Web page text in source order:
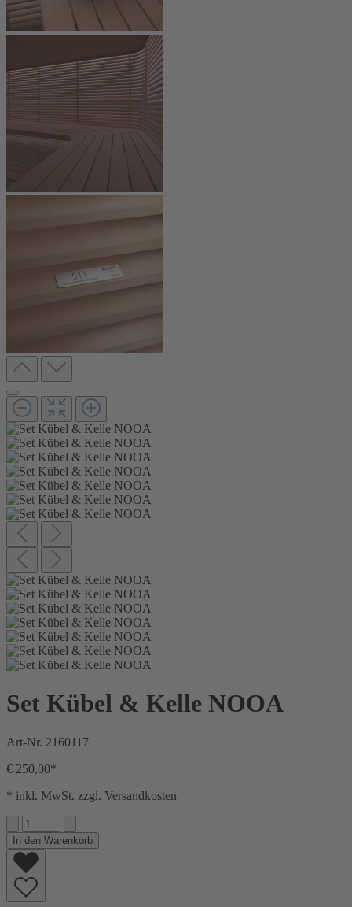
Set Kübel & Kelle NOOA
Art-Nr. 2160117
€ 250,00*
* inkl. MwSt. zzgl. Versandkosten
In den Warenkorb